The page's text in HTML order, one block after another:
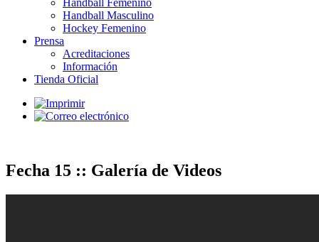
Handball Femenino
Handball Masculino
Hockey Femenino
Prensa
Acreditaciones
Información
Tienda Oficial
Fecha 15 :: Galería de Videos